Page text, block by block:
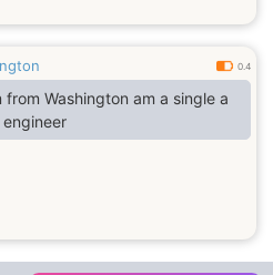
0.4
from Washington am a single a